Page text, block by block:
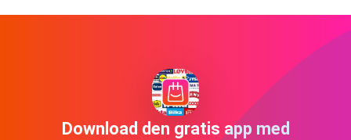
Download den gratis app med